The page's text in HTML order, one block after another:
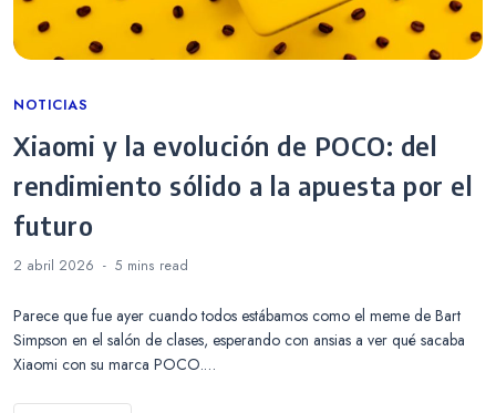
Categories
NOTICIAS
Xiaomi y la evolución de POCO: del
rendimiento sólido a la apuesta por el
futuro
2 abril 2026 5 mins read
Parece que fue ayer cuando todos estábamos como el meme de Bart
Simpson en el salón de clases, esperando con ansias a ver qué sacaba
Xiaomi con su marca POCO.…